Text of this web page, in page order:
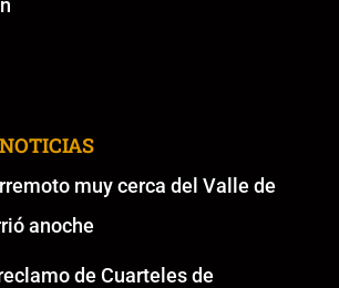
muy cerca del Valle de
anoche
de Cuarteles de